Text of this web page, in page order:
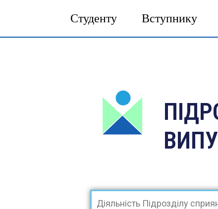
Студенту Вступнику
Діяльність Підрозділу